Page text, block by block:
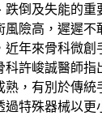
倒及失能的重
險高，遲遲不
年來骨科微創
科許峻誠醫師指
熟，有別於傳統
過特殊器械以更